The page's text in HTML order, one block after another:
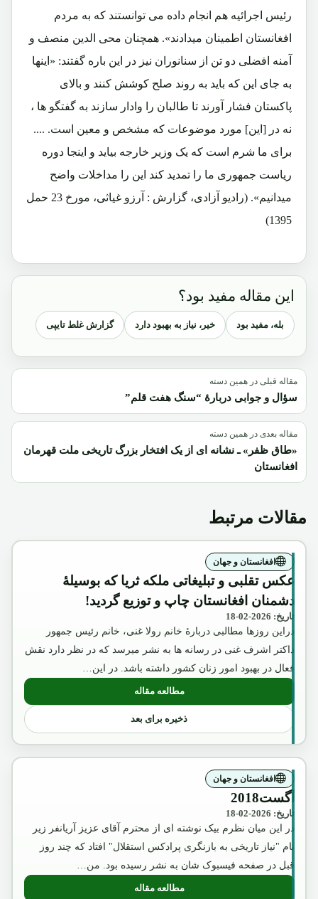
رئیس اجرائیه هم انجام داده می توانستند که به مردم
افغانستان اطمینان میدادند». همچنان محی الدین منصف و
آمنه افضلی دو تن از سنانوران نیز در این باره گفتند: «اینها
به جای این که باید به روند صلح کوشش کنند و بالای
پاکستان فشار آورند تا طالبان را وادار سازند به گفتگو ها ،
نه در [این] مورد موضوعات که مشخص و معین است. ....
برای ما شرم است که یک وزیر خارجه بیاید و اینجا دوره
ریاست جمهوری ما را تمدید کند این را مداخلات واضح
میدانیم». (رادیو آزادی، گزارش : آرزو غیاثی، مورخ 23 حمل
1395)
این مقاله مفید بود؟
بله، مفید بود خیر، نیاز به بهبود دارد گزارش غلط تایپی
مقاله قبلی در همین دسته
سؤال و جوابی دربارۀ “سنگ هفت قلم”
مقاله بعدی در همین دسته
«طاق ظفر» ـ نشانه ای از یک افتخار بزرگ تاریخی ملت قهرمان
افغانستان
مقالات مرتبط
افغانستان و جهان
عکس تقلبی و تبلیغاتی ملکه ثریا که بوسیلۀ
دشمنان افغانستان چاپ و توزیع گردید!
تاریخ: 2026-02-18
دراین روزها مطالبی دربارۀ خانم رولا غنی، خانم رئیس جمهور
داکتر اشرف غنی در رسانه ها به نشر میرسد که در نظر دارد نقش
فعال در بهبود امور زنان کشور داشته باشد. در این…
مطالعه مقاله: عکس تقلبی و تبلیغاتی ملکه ثریا که
ذخیره برای بعد
افغانستان و جهان
آگست2018
تاریخ: 2026-02-18
در این میان نظرم بیک نوشته ای از محترم آقای عزیز آریانفر زیر
نام "نیاز تاریخی به بازنگری پرادکس استقلال" افتاد که چند روز
قبل در صفحه فیسبوک شان به نشر رسیده بود. من…
مطالعه مقاله
: آگست2018